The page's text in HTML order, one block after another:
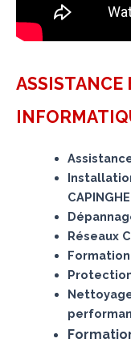
ASSISTANCE
Réseaux
Formation
Protection